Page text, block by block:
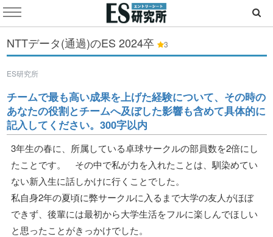
NTTデータ(通過)のES 2024卒 3
ES研究所
チームで最も高い成果を上げた経験について、その時の
あなたの役割とチームへ及ぼした影響も含めて具体的に
記入してください。300字以内
3年生の春に、所属している卓球サークルの部員数を2倍にし
たことです。 その中で私が力を入れたことは、馴染めてい
ない新入生に話しかけに行くことでした。
私自身2年の夏頃に弊サークルに入るまで大学の友人がほぼ
できず、後輩には最初から大学生活をフルに楽しんでほしい
と思ったことがきっかけでした。